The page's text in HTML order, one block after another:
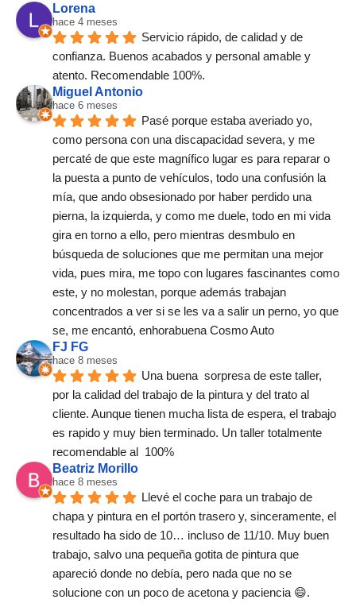
Lorena
hace 4 meses
Servicio rápido, de calidad y de
confianza. Buenos acabados y personal amable y
atento. Recomendable 100%.
Miguel Antonio
hace 6 meses
Pasé porque estaba averiado yo,
como persona con una discapacidad severa, y me
percaté de que este magnífico lugar es para reparar o
la puesta a punto de vehículos, todo una confusión la
mía, que ando obsesionado por haber perdido una
pierna, la izquierda, y como me duele, todo en mi vida
gira en torno a ello, pero mientras desmbulo en
búsqueda de soluciones que me permitan una mejor
vida, pues mira, me topo con lugares fascinantes como
este, y no molestan, porque además trabajan
concentrados a ver si se les va a salir un perno, yo que
se, me encantó, enhorabuena Cosmo Auto
FJ FG
hace 8 meses
Una buena  sorpresa de este taller,
por la calidad del trabajo de la pintura y del trato al
cliente. Aunque tienen mucha lista de espera, el trabajo
es rapido y muy bien terminado. Un taller totalmente
recomendable al  100%
Beatriz Morillo
hace 8 meses
Llevé el coche para un trabajo de
chapa y pintura en el portón trasero y, sinceramente, el
resultado ha sido de 10… incluso de 11/10. Muy buen
trabajo, salvo una pequeña gotita de pintura que
apareció donde no debía, pero nada que no se
solucione con un poco de acetona y paciencia 😄.